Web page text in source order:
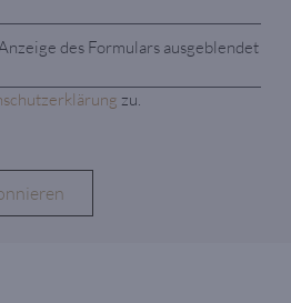
des Formulars ausgeblendet
zu.